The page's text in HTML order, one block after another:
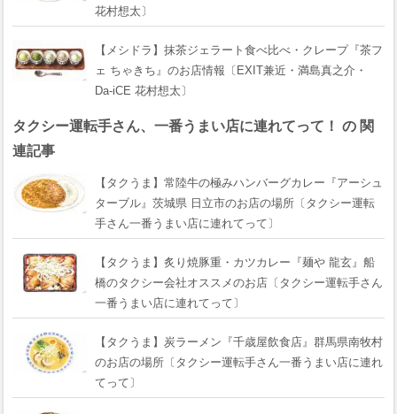
花村想太〕
【メシドラ】抹茶ジェラート食べ比べ・クレープ『茶フ
ェ ちゃきち』のお店情報〔EXIT兼近・満島真之介・
Da-iCE 花村想太〕
タクシー運転手さん、一番うまい店に連れてって！ の 関
連記事
【タクうま】常陸牛の極みハンバーグカレー『アーシュ
ターブル』茨城県 日立市のお店の場所〔タクシー運転
手さん一番うまい店に連れてって〕
【タクうま】炙り焼豚重・カツカレー『麺や 龍玄』船
橋のタクシー会社オススメのお店〔タクシー運転手さん
一番うまい店に連れてって〕
【タクうま】炭ラーメン『千歳屋飲食店』群馬県南牧村
のお店の場所〔タクシー運転手さん一番うまい店に連れ
てって〕